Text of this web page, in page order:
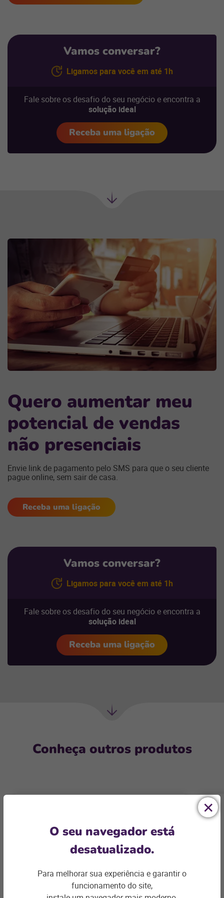
Vamos conversar?
Ligamos para você em até 1h
Fale sobre os desafio do seu negócio e encontra a
solução ideal
Receba uma ligação
Quero aumentar meu
potencial de vendas
não presenciais
Envie link de pagamento pelo SMS para que o seu cliente
pague online, sem sair de casa.
Receba uma ligação
Vamos conversar?
Ligamos para você em até 1h
Fale sobre os desafio do seu negócio e encontra a
solução ideal
Receba uma ligação
Conheça outros produtos
O seu navegador está
desatualizado.
Para melhorar sua experiência e garantir o
funcionamento do site,